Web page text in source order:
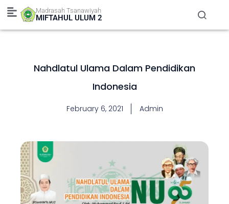
Skip
content
Madrasah Tsanawiyah
MIFTAHUL ULUM 2
Nahdlatul Ulama Dalam Pendidikan
Indonesia
February 6, 2021 Admin